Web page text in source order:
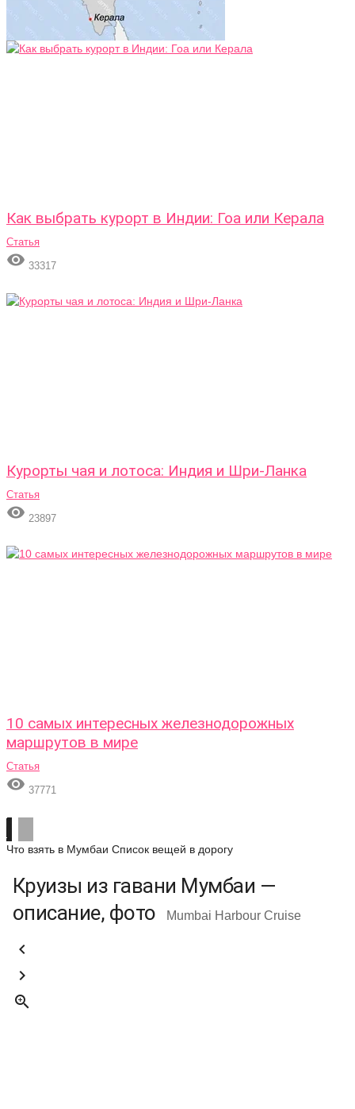
Как выбрать курорт в Индии: Гоа или Керала
Статья
 33317
Курорты чая и лотоса: Индия и Шри-Ланка
Статья
 23897
10 самых интересных железнодорожных
маршрутов в мире
Статья
 37771
Что взять в Мумбаи Список вещей в дорогу
Круизы из гавани Мумбаи —
описание, фото
Mumbai Harbour Cruise


